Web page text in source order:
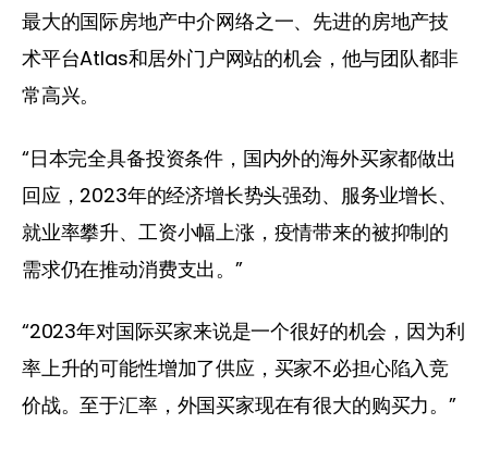
最大的国际房地产中介网络之一、先进的房地产技
术平台Atlas和居外门户网站的机会，他与团队都非
常高兴。
“日本完全具备投资条件，国内外的海外买家都做出
回应，2023年的经济增长势头强劲、服务业增长、
就业率攀升、工资小幅上涨，疫情带来的被抑制的
需求仍在推动消费支出。”
“2023年对国际买家来说是一个很好的机会，因为利
率上升的可能性增加了供应，买家不必担心陷入竞
价战。至于汇率，外国买家现在有很大的购买力。”